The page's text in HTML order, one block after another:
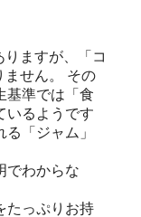
ません。 その
基準では「食
いるようです
「ジャム」
でわからな
たっぷりお持